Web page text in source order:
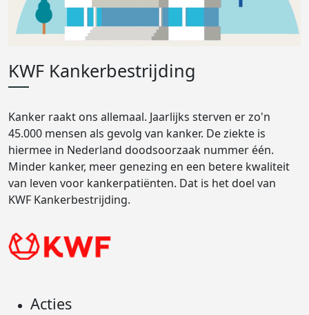
KWF Kankerbestrijding
Kanker raakt ons allemaal. Jaarlijks sterven er zo'n
45.000 mensen als gevolg van kanker. De ziekte is
hiermee in Nederland doodsoorzaak nummer één.
Minder kanker, meer genezing en een betere kwaliteit
van leven voor kankerpatiënten. Dat is het doel van
KWF Kankerbestrijding.
Acties